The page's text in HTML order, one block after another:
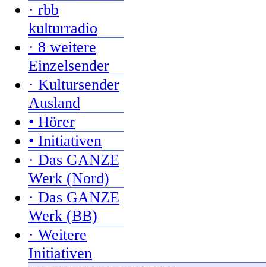
· rbb
kulturradio
· 8 weitere
Einzelsender
· Kultursender
Ausland
• Hörer
• Initiativen
· Das GANZE
Werk (Nord)
· Das GANZE
Werk (BB)
· Weitere
Initiativen